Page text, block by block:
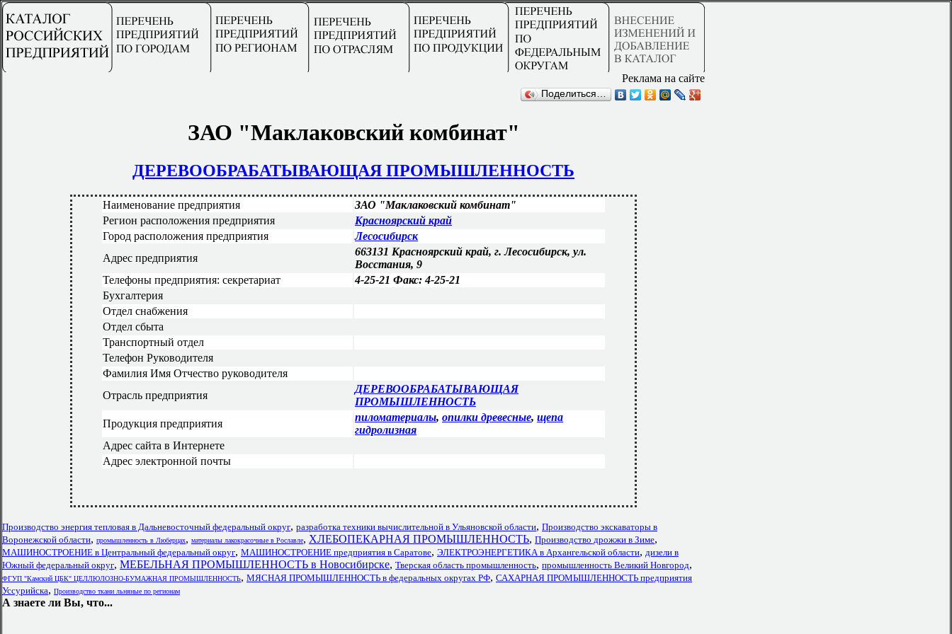
Реклама на сайте
Поделиться…
ЗАО "Маклаковский комбинат"
ДЕРЕВООБРАБАТЫВАЮЩАЯ ПРОМЫШЛЕННОСТЬ
Наименование предприятия
ЗАО "Маклаковский комбинат"
Регион расположения предприятия
Красноярский край
Город расположения предприятия
Лесосибирск
Адрес предприятия
663131 Красноярский край, г. Лесосибирск, ул.
Восстания, 9
Телефоны предприятия: секретариат
4-25-21 Факс: 4-25-21
Бухгалтерия
Отдел снабжения
Отдел сбыта
Транспортный отдел
Телефон Руководителя
Фамилия Имя Отчество руководителя
Отрасль предприятия
ДЕРЕВООБРАБАТЫВАЮЩАЯ
ПРОМЫШЛЕННОСТЬ
Продукция предприятия
пиломатериалы, опилки древесные, щепа
гидролизная
Адрес сайта в Интернете
Адрес электронной почты
Производство энергия тепловая в Дальневосточный федеральный округ, разработка техники вычислительной в Ульяновской области, Производство экскаваторы в
Воронежской области, промышленность в Люберцах, материалы лакокрасочные в Рославле, ХЛЕБОПЕКАРНАЯ ПРОМЫШЛЕННОСТЬ, Производство дрожжи в Зиме,
МАШИНОСТРОЕНИЕ в Центральный федеральный округ, МАШИНОСТРОЕНИЕ предприятия в Саратове, ЭЛЕКТРОЭНЕРГЕТИКА в Архангельской области, дизели в
Южный федеральный округ, МЕБЕЛЬНАЯ ПРОМЫШЛЕННОСТЬ в Новосибирске, Тверская область промышленность, промышленность Великий Новгород,
ФГУП "Камский ЦБК" ЦЕЛЛЮЛОЗНО-БУМАЖНАЯ ПРОМЫШЛЕННОСТЬ, МЯСНАЯ ПРОМЫШЛЕННОСТЬ в федеральных округах РФ, САХАРНАЯ ПРОМЫШЛЕННОСТЬ предприятия
Уссурийска, Производство ткани льняные по регионам
А знаете ли Вы, что...